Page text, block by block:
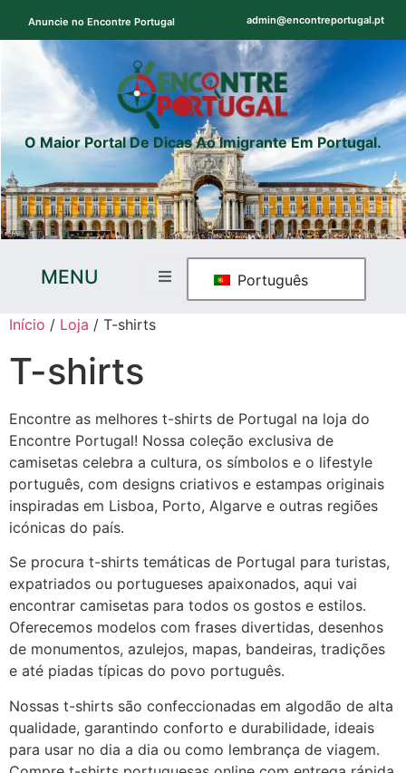
Anuncie no Encontre Portugal admin@encontreportugal.pt
O Maior Portal De Dicas Ao Imigrante Em Portugal.
MENU Português
Início / Loja / T-shirts
T-shirts
Encontre as melhores t-shirts de Portugal na loja do
Encontre Portugal! Nossa coleção exclusiva de
camisetas celebra a cultura, os símbolos e o lifestyle
português, com designs criativos e estampas originais
inspiradas em Lisboa, Porto, Algarve e outras regiões
icónicas do país.
Se procura t-shirts temáticas de Portugal para turistas,
expatriados ou portugueses apaixonados, aqui vai
encontrar camisetas para todos os gostos e estilos.
Oferecemos modelos com frases divertidas, desenhos
de monumentos, azulejos, mapas, bandeiras, tradições
e até piadas típicas do povo português.
Nossas t-shirts são confeccionadas em algodão de alta
qualidade, garantindo conforto e durabilidade, ideais
para usar no dia a dia ou como lembrança de viagem.